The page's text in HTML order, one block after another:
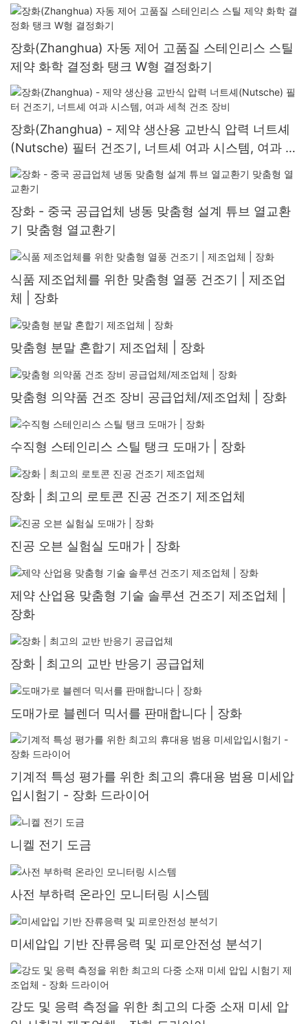
장화(Zhanghua) 자동 제어 고품질 스테인리스 스틸
제약 화학 결정화 탱크 W형 결정화기
장화(Zhanghua) - 제약 생산용 교반식 압력 너트셰
(Nutsche) 필터 건조기, 너트셰 여과 시스템, 여과 세
척 건조 장비
장화 - 중국 공급업체 냉동 맞춤형 설계 튜브 열교환
기 맞춤형 열교환기
식품 제조업체를 위한 맞춤형 열풍 건조기 | 제조업
체 | 장화
맞춤형 분말 혼합기 제조업체 | 장화
맞춤형 의약품 건조 장비 공급업체/제조업체 | 장화
수직형 스테인리스 스틸 탱크 도매가 | 장화
장화 | 최고의 로토콘 진공 건조기 제조업체
진공 오븐 실험실 도매가 | 장화
제약 산업용 맞춤형 기술 솔루션 건조기 제조업체 |
장화
장화 | 최고의 교반 반응기 공급업체
도매가로 블렌더 믹서를 판매합니다 | 장화
기계적 특성 평가를 위한 최고의 휴대용 범용 미세압
입시험기 - 장화 드라이어
니켈 전기 도금
사전 부하력 온라인 모니터링 시스템
미세압입 기반 잔류응력 및 피로안전성 분석기
강도 및 응력 측정을 위한 최고의 다중 소재 미세 압